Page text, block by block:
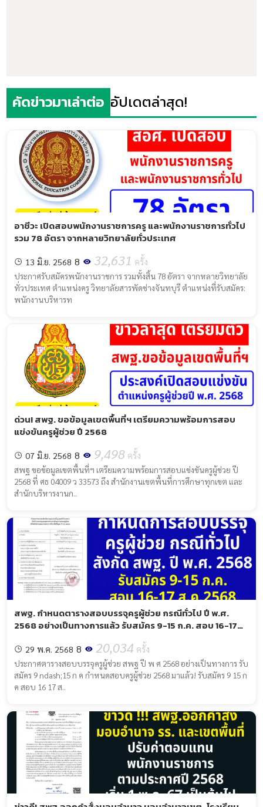
คัดข่าวมาเล่าต่อ อัปเดตล่าสุด!
อาชีวะ เปิดสอบพนักงานราชการครู และพนักงานราชการทั่วไป
รวม 78 อัตรา จากหลายวิทยาลัยทั่วประเทศ
13 มิ.ย. 2568 8 32,631 ครั้ง
ประกาศรับสมัครพนักงานราชการ รวมทั้งสิ้น 78 อัตรา จากหลายวิทยาลัย
ทั่วประเทศ ตำแหน่งครู วิทยาลัยสารพัดช่างจันทบุรี ตำแหน่งที่รับสมัคร:
พนักงานบริหารท
ด่วน! สพฐ. ขอข้อมูลเขตพื้นที่ฯ เตรียมความพร้อมการสอบ
แข่งขันครูผู้ช่วย ปี 2568
07 มิ.ย. 2568 8 9,498 ครั้ง
สพฐ ขอข้อมูลเขตพื้นที่ฯ เตรียมความพร้อมการสอบแข่งขันครูผู้ช่วย ปี
2568 ที่ ศธ 04009 ว 33573 ถึง สำนักงานเขตพื้นที่การศึกษาทุกเขต และ
สำนักบริหารงานก..
สพฐ. กำหนดตารางสอบบรรจุครูผู้ช่วย กรณีทั่วไป ปี พ.ศ.
2568 อย่างเป็นทางการแล้ว รับสมัคร 9-15 ก.ค. สอบ 16-17
29 พ.ค. 2568 8 20,034 ครั้ง
ประกาศตารางสอบบรรจุครูผู้ช่วย สพฐ ปี พ ศ 2568 อย่างเป็นทางการ รับ
สมัคร 9 ndash;15 ก ค กำหนดสอบครูผู้ช่วย 2568 มาแล้ว! รับสมัคร 9 15 ก
ค สอบ 16 17 ส..